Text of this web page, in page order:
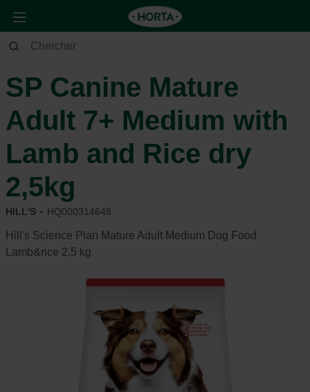
Animaux Chien
SP Canine Mature
Adult 7+ Medium with
Lamb and Rice dry
2,5kg
HILL'S HQ000314648
Hill's Science Plan Mature Adult Medium Dog Food
Lamb&rice 2,5 kg